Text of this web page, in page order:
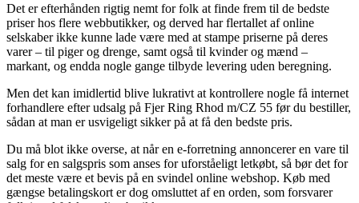
Det er efterhånden rigtig nemt for folk at finde frem til de bedste
priser hos flere webbutikker, og derved har flertallet af online
selskaber ikke kunne lade være med at stampe priserne på deres
varer – til piger og drenge, samt også til kvinder og mænd –
markant, og endda nogle gange tilbyde levering uden beregning.
Men det kan imidlertid blive lukrativt at kontrollere nogle få internet
forhandlere efter udsalg på Fjer Ring Rhod m/CZ 55 før du bestiller,
sådan at man er usvigeligt sikker på at få den bedste pris.
Du må blot ikke overse, at når en e-forretning annoncerer en vare til
salg for en salgspris som anses for uforståeligt letkøbt, så bør det for
det meste være et bevis på en svindel online webshop. Køb med
gængse betalingskort er dog omsluttet af en orden, som forsvarer